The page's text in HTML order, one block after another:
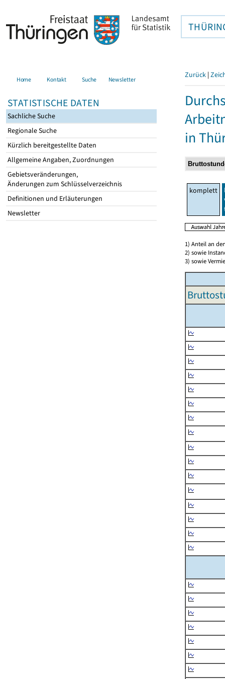
Home Kontakt Suche Newsletter
STATISTISCHE DATEN
Sachliche Suche
Regionale Suche
Kürzlich bereitgestellte Daten
Allgemeine Angaben, Zuordnungen
Gebietsveränderungen,
Änderungen zum Schlüsselverzeichnis
Definitionen und Erläuterungen
Newsletter
Zurück |
in
komplett
1) Anteil an
2) sowie
3) sowie